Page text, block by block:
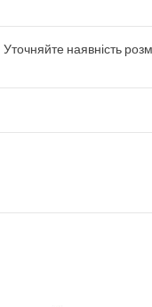
Уточняйте наявність